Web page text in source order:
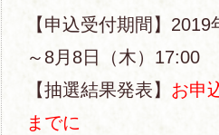
【申込受付期間】
～8月8日（木）17:00
【抽選結果発表】 お申
までに